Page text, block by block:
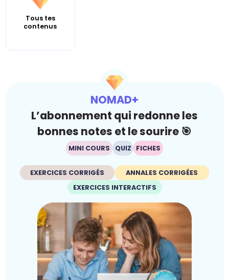
Tous tes
contenus
NOMAD+
L’abonnement qui redonne les
bonnes notes et le sourire 🎯
MINI COURS QUIZ FICHES
EXERCICES CORRIGÉS
ANNALES CORRIGÉES
EXERCICES INTERACTIFS